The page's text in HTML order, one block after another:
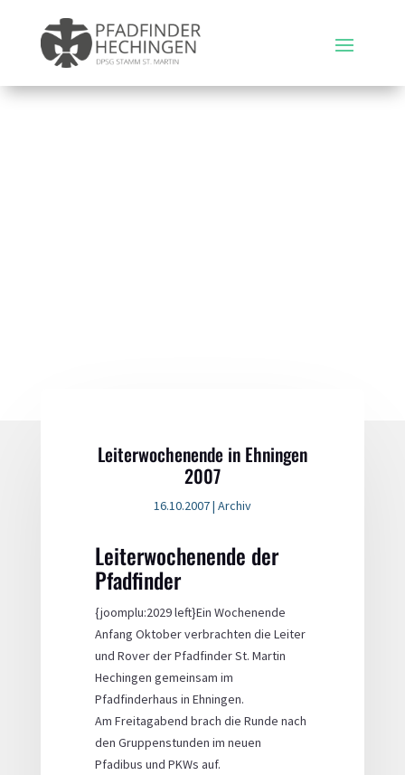
Leiterwochenende in Ehningen
2007
16.10.2007| Archiv
Leiterwochenende der
Pfadfinder
{joomplu:2029 left}Ein Wochenende
Anfang Oktober verbrachten die Leiter
und Rover der Pfadfinder St. Martin
Hechingen gemeinsam im
Pfadfinderhaus in Ehningen.
Am Freitagabend brach die Runde nach
den Gruppenstunden im neuen
Pfadibus und PKWs auf.